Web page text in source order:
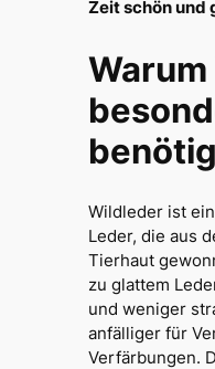
Zeit schön und
Wildleder ist
Leder, die aus
Tierhaut
zu glattem
und weniger
anfälliger für
Verfärbungen.